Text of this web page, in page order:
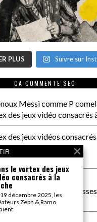
PLUS Suivre sur
CA COMMENTE SEC
Messi comme P
des jeux vidéo consacrés
des jeux vidéos
Gnose
Vita et lutte des
le vortex des jeux
consacrés à la
décembre 2025, les
Zeph & Ramo